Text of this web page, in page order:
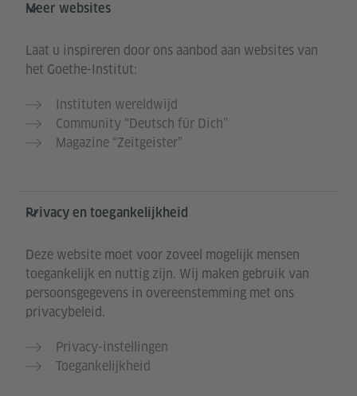
Meer websites
Laat u inspireren door ons aanbod aan websites van
het Goethe-Institut:
Instituten wereldwijd
Community “Deutsch für Dich”
Magazine “Zeitgeister”
Privacy en toegankelijkheid
Deze website moet voor zoveel mogelijk mensen
toegankelijk en nuttig zijn. Wij maken gebruik van
persoonsgegevens in overeenstemming met ons
privacybeleid.
Privacy-instellingen
Toegankelijkheid